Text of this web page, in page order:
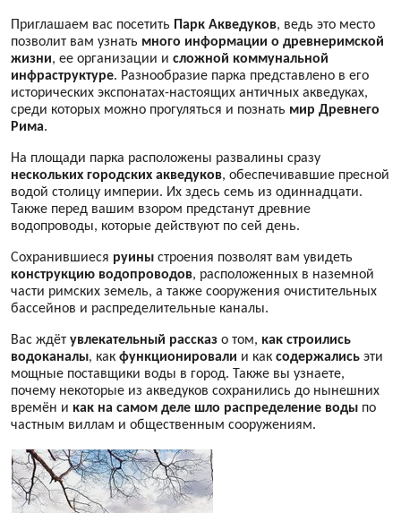
Приглашаем вас посетить Парк Акведуков, ведь это место
позволит вам узнать много информации о древнеримской
жизни, ее организации и сложной коммунальной
инфраструктуре. Разнообразие парка представлено в его
исторических экспонатах-настоящих античных акведуках,
среди которых можно прогуляться и познать мир Древнего
Рима.
На площади парка расположены развалины сразу
нескольких городских акведуков, обеспечивавшие пресной
водой столицу империи. Их здесь семь из одиннадцати.
Также перед вашим взором предстанут древние
водопроводы, которые действуют по сей день.
Сохранившиеся руины строения позволят вам увидеть
конструкцию водопроводов, расположенных в наземной
части римских земель, а также сооружения очистительных
бассейнов и распределительные каналы.
Вас ждёт увлекательный рассказ о том, как строились
водоканалы, как функционировали и как содержались эти
мощные поставщики воды в город. Также вы узнаете,
почему некоторые из акведуков сохранились до нынешних
времён и как на самом деле шло распределение воды по
частным виллам и общественным сооружениям.